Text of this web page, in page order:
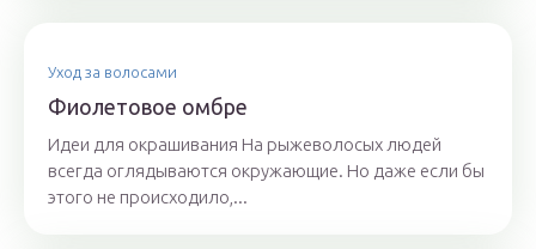
Уход за волосами
Фиолетовое омбре
Идеи для окрашивания На рыжеволосых людей
всегда оглядываются окружающие. Но даже если бы
этого не происходило,...